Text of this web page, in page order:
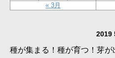
« 3月
2019
種が集まる！種が育つ！芽